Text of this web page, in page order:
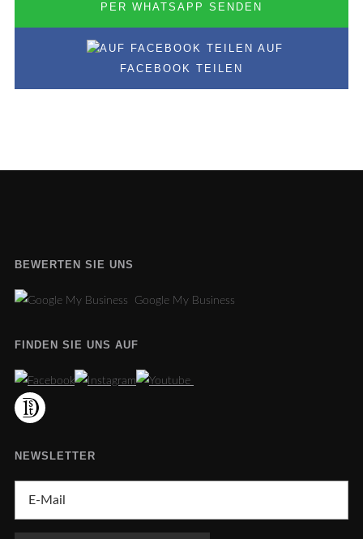
PER WHATSAPP SENDEN
AUF
FACEBOOK TEILEN
BEWERTEN SIE UNS
Google My Business
FINDEN SIE UNS AUF
NEWSLETTER